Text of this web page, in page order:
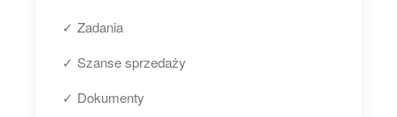
✓ Zadania
✓ Szanse sprzedaży
✓ Dokumenty